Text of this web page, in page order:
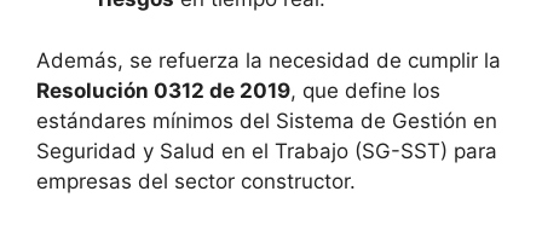
Además, se refuerza la necesidad de cumplir la
Resolución 0312 de 2019, que define los
estándares mínimos del Sistema de Gestión en
Seguridad y Salud en el Trabajo (SG-SST) para
empresas del sector constructor.